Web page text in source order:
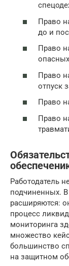
Право
до и
Право
Право
отпуск
Право
Право
Работодатель
подчиненных.
расширяются:
процесс
мониторинга
множество
большинство
на защитном